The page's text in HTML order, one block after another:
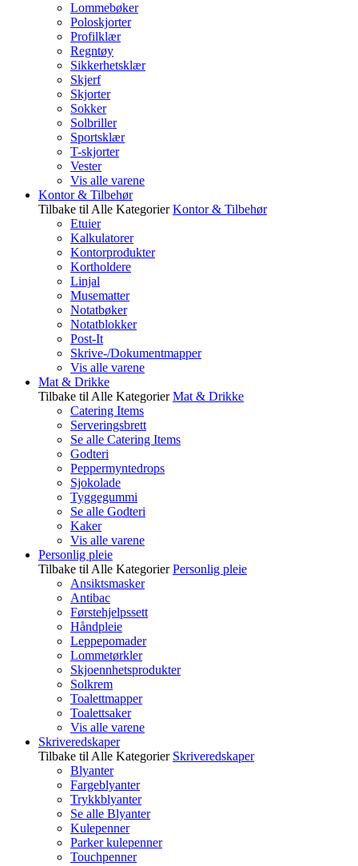
Lommebøker
Poloskjorter
Profilklær
Regntøy
Sikkerhetsklær
Skjerf
Skjorter
Sokker
Solbriller
Sportsklær
T-skjorter
Vester
Vis alle varene
Kontor & Tilbehør
Tilbake til Alle Kategorier Kontor & Tilbehør
Etuier
Kalkulatorer
Kontorprodukter
Kortholdere
Linjal
Musematter
Notatbøker
Notatblokker
Post-It
Skrive-/Dokumentmapper
Vis alle varene
Mat & Drikke
Tilbake til Alle Kategorier Mat & Drikke
Catering Items
Serveringsbrett
Se alle Catering Items
Godteri
Peppermyntedrops
Sjokolade
Tyggegummi
Se alle Godteri
Kaker
Vis alle varene
Personlig pleie
Tilbake til Alle Kategorier Personlig pleie
Ansiktsmasker
Antibac
Førstehjelpssett
Håndpleie
Leppepomader
Lommetørkler
Skjoennhetsprodukter
Solkrem
Toalettmapper
Toalettsaker
Vis alle varene
Skriveredskaper
Tilbake til Alle Kategorier Skriveredskaper
Blyanter
Fargeblyanter
Trykkblyanter
Se alle Blyanter
Kulepenner
Parker kulepenner
Touchpenner